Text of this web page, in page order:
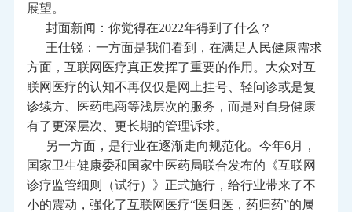
展望。
封面新闻：你觉得在2022年得到了什么？
王仕锐：一方面是我们看到，在满足人民健康需求
方面， 互联网医疗真正发挥了重要的作用。大众对互
联网医疗的认知不再仅仅是网上挂号、轻问诊或是复
诊续方、医药电商等浅层次的服务，而是对自身健康
有了更深层次、更长期的管理诉求。
另一方面，是行业在逐渐走向规范化。今年6月，
国家卫生健康委和国家中医药局联合发布的《互联网
诊疗监管细则（试行）》正式施行，给行业带来了不
小的震动，强化了互联网医疗“医归医，药归药”的属